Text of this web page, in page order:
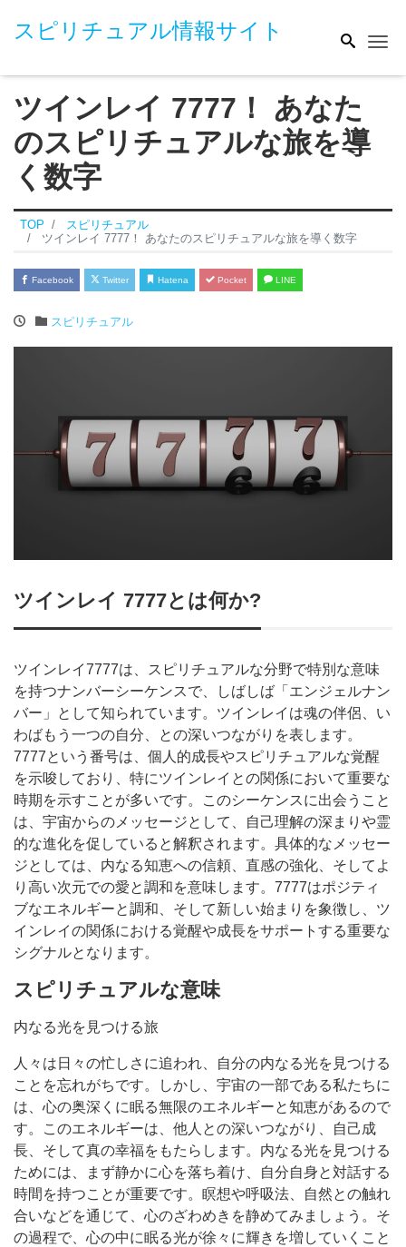
スピリチュアル情報サイト
ツインレイ 7777！ あなた
のスピリチュアルな旅を導
く数字
TOP
スピリチュアル
ツインレイ 7777！ あなたのスピリチュアルな旅を導く数字
Facebook Twitter Hatena Pocket LINE
スピリチュアル
ツインレイ 7777とは何か?
ツインレイ7777は、スピリチュアルな分野で特別な意味
を持つナンバーシーケンスで、しばしば「エンジェルナン
バー」として知られています。ツインレイは魂の伴侶、い
わばもう一つの自分、との深いつながりを表します。
7777という番号は、個人的成長やスピリチュアルな覚醒
を示唆しており、特にツインレイとの関係において重要な
時期を示すことが多いです。このシーケンスに出会うこと
は、宇宙からのメッセージとして、自己理解の深まりや霊
的な進化を促していると解釈されます。具体的なメッセー
ジとしては、内なる知恵への信頼、直感の強化、そしてよ
り高い次元での愛と調和を意味します。7777はポジティ
ブなエネルギーと調和、そして新しい始まりを象徴し、ツ
インレイの関係における覚醒や成長をサポートする重要な
シグナルとなります。
スピリチュアルな意味
内なる光を見つける旅
人々は日々の忙しさに追われ、自分の内なる光を見つける
ことを忘れがちです。しかし、宇宙の一部である私たちに
は、心の奥深くに眠る無限のエネルギーと知恵があるので
す。このエネルギーは、他人との深いつながり、自己成
長、そして真の幸福をもたらします。内なる光を見つける
ためには、まず静かに心を落ち着け、自分自身と対話する
時間を持つことが重要です。瞑想や呼吸法、自然との触れ
合いなどを通じて、心のざわめきを静めてみましょう。そ
の過程で、心の中に眠る光が徐々に輝きを増していくこと